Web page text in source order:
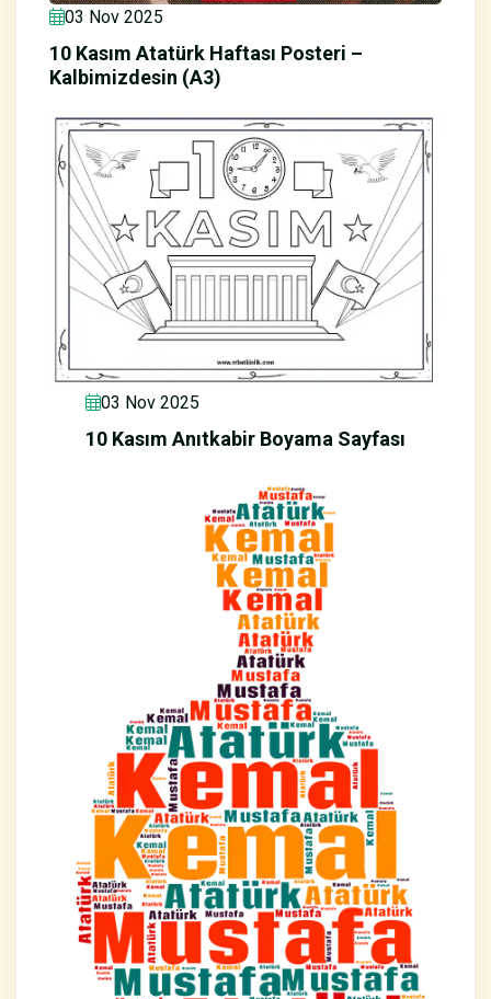
03 Nov 2025
10 Kasım Atatürk Haftası Posteri –
Kalbimizdesin (A3)
03 Nov 2025
10 Kasım Anıtkabir Boyama Sayfası